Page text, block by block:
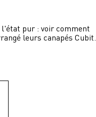
pur : voir comment
leurs canapés Cubit.